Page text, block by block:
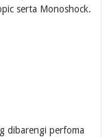
serta Monoshock.
dibarengi perfoma